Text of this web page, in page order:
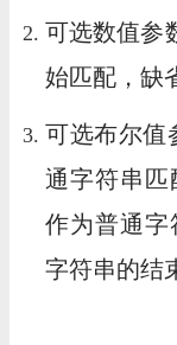
可选数值参
始匹配，缺
可选布尔值
通字符串匹
作为普通字
字符串的结